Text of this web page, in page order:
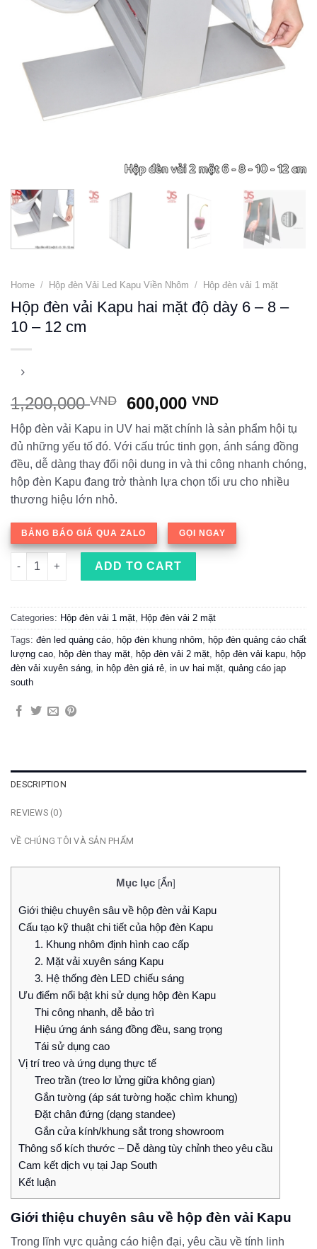
Home / Hộp đèn Vải Led Kapu Viền Nhôm / Hộp đèn vải 1 mặt
Hộp đèn vải Kapu hai mặt độ dày 6 – 8 –
10 – 12 cm
1,200,000VND 600,000VND
Hộp đèn vải Kapu in UV hai mặt chính là sản phẩm hội tụ
đủ những yếu tố đó. Với cấu trúc tinh gọn, ánh sáng đồng
đều, dễ dàng thay đổi nội dung in và thi công nhanh chóng,
hộp đèn Kapu đang trở thành lựa chọn tối ưu cho nhiều
thương hiệu lớn nhỏ.
BẢNG BÁO GIÁ QUA ZALO GỌI NGAY
Hộp đèn vải Kapu hai mặt độ dày 6 - 8 - 10 - 12 cm quantity
ADD TO CART
Categories: Hộp đèn vải 1 mặt Hộp đèn vải 2 mặt
Tags: đèn led quảng cáo hộp đèn khung nhôm
hộp đèn quảng cáo chất
lượng cao
hộp đèn thay mặt hộp đèn vải 2 mặt hộp đèn vải kapu
hộp
đèn vải xuyên sáng in hộp đèn giá rẻ in uv hai mặt quảng cáo jap
south
DESCRIPTION
REVIEWS (0)
VỀ CHÚNG TÔI VÀ SẢN PHẨM
Mục lục [Ẩn]
Giới thiệu chuyên sâu về hộp đèn vải Kapu
Cấu tạo kỹ thuật chi tiết của hộp đèn Kapu
1. Khung nhôm định hình cao cấp
2. Mặt vải xuyên sáng Kapu
3. Hệ thống đèn LED chiếu sáng
Ưu điểm nổi bật khi sử dụng hộp đèn Kapu
Thi công nhanh, dễ bảo trì
Hiệu ứng ánh sáng đồng đều, sang trọng
Tái sử dụng cao
Vị trí treo và ứng dụng thực tế
Treo trần (treo lơ lửng giữa không gian)
Gắn tường (áp sát tường hoặc chìm khung)
Đặt chân đứng (dạng standee)
Gắn cửa kính/khung sắt trong showroom
Thông số kích thước – Dễ dàng tùy chỉnh theo yêu cầu
Cam kết dịch vụ tại Jap South
Kết luận
Giới thiệu chuyên sâu về hộp đèn vải Kapu
Trong lĩnh vực quảng cáo hiện đại, yêu cầu về tính linh